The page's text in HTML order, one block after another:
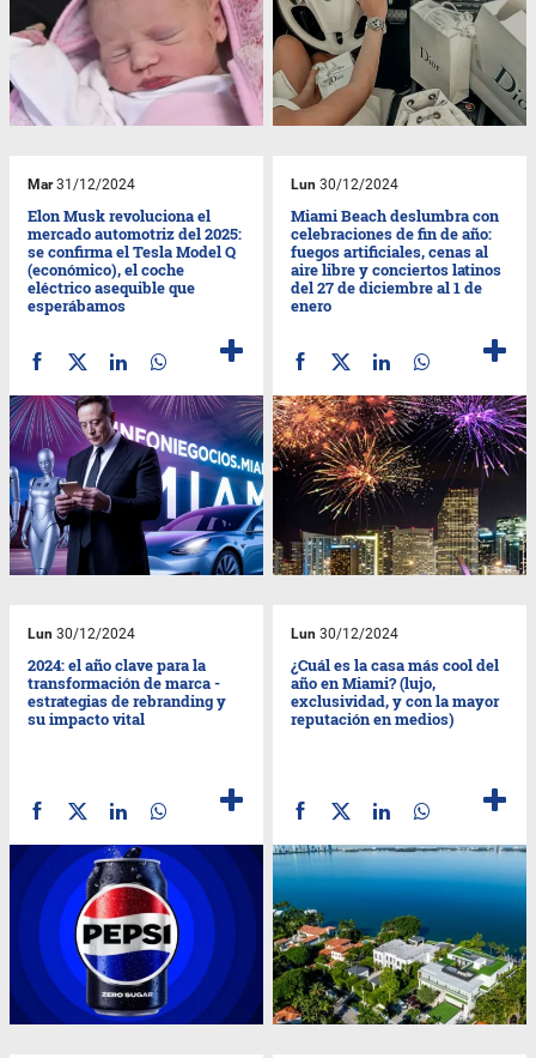
Mar31/12/2024
Elon Musk revoluciona el
mercado automotriz del 2025:
se confirma el Tesla Model Q
(económico), el coche
eléctrico asequible que
esperábamos
Lun 30/12/2024
Miami Beach deslumbra con
celebraciones de fin de año:
fuegos artificiales, cenas al
aire libre y conciertos latinos
del 27 de diciembre al 1 de
enero
Lun 30/12/2024
2024: el año clave para la
transformación de marca -
estrategias de rebranding y
su impacto vital
Lun 30/12/2024
¿Cuál es la casa más cool del
año en Miami? (lujo,
exclusividad, y con la mayor
reputación en medios)